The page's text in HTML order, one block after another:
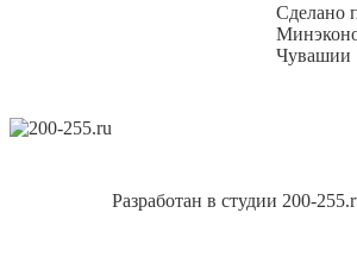
Сделано
Чувашии
Разработан в студии 200-